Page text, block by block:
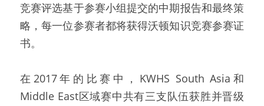
竞赛评选基于参赛小组提交的中期报告和最终策
略，每一位参赛者都将获得沃顿知识竞赛参赛证
书。
在2017年的比赛中，KWHS South Asia和
Middle East区域赛中共有三支队伍获胜并晋级